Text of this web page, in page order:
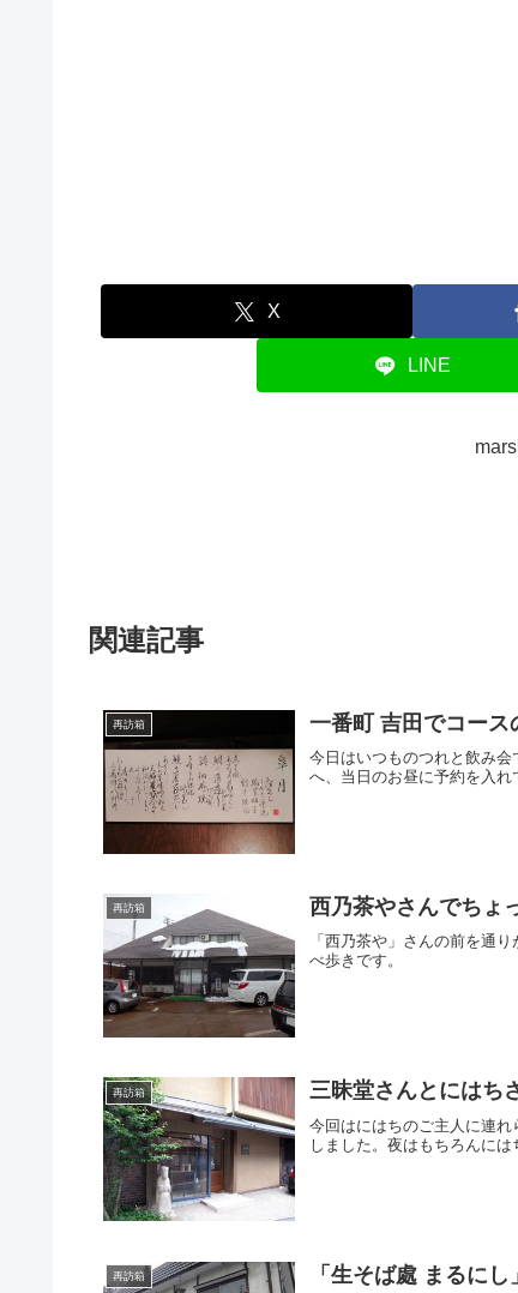
X
LINE
関連記事
再訪箱 一番町 吉田でコース
今日はいつものつれと飲み
へ、当日のお昼に予約を入れ
再訪箱 西乃茶やさんでちょ
「西乃茶や」さんの前を通
べ歩きです。
再訪箱 三昧堂さんとにはち
今回はにはちのご主人に連
しました。夜はもちろんには
再訪箱 「生そば處 まるに